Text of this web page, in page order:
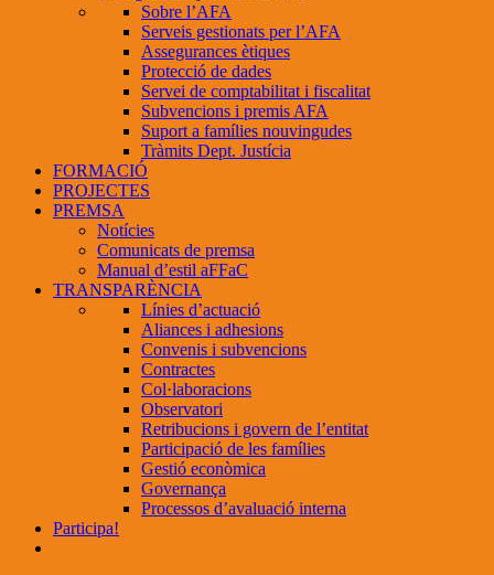
Sobre l’AFA
Serveis gestionats per l’AFA
Assegurances ètiques
Protecció de dades
Servei de comptabilitat i fiscalitat
Subvencions i premis AFA
Suport a famílies nouvingudes
Tràmits Dept. Justícia
FORMACIÓ
PROJECTES
PREMSA
Notícies
Comunicats de premsa
Manual d’estil aFFaC
TRANSPARÈNCIA
Línies d’actuació
Aliances i adhesions
Convenis i subvencions
Contractes
Col·laboracions
Observatori
Retribucions i govern de l’entitat
Participació de les famílies
Gestió econòmica
Governança
Processos d’avaluació interna
Participa!